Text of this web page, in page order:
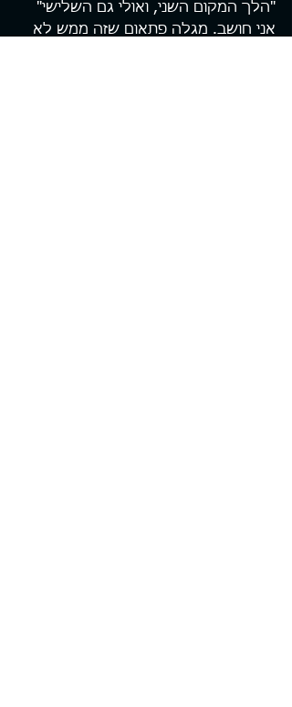
"הלך המקום השני, ואולי גם השלישי"
אני חושב. מגלה פתאום שזה ממש לא